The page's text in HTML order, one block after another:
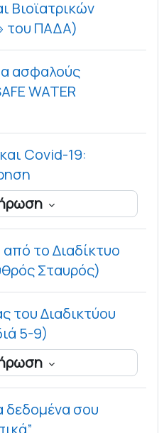
Βιοϊατρικών
του ΠΑΔΑ)
ασφαλούς
WATER
Covid-19:
το Διαδίκτυο
Σταυρός)
του Διαδικτύου
5-9)
δεδομένα σου